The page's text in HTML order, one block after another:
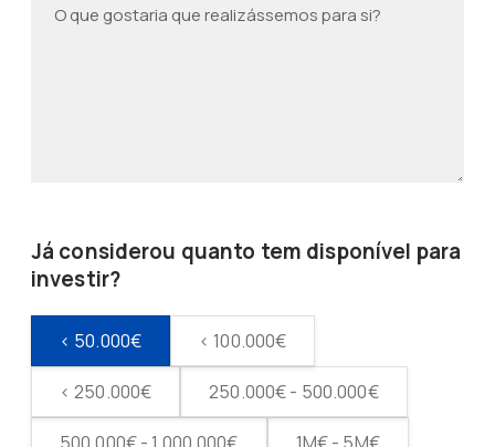
Já considerou quanto tem disponível para
investir?
< 50.000€ < 100.000€
< 250.000€ 250.000€ - 500.000€